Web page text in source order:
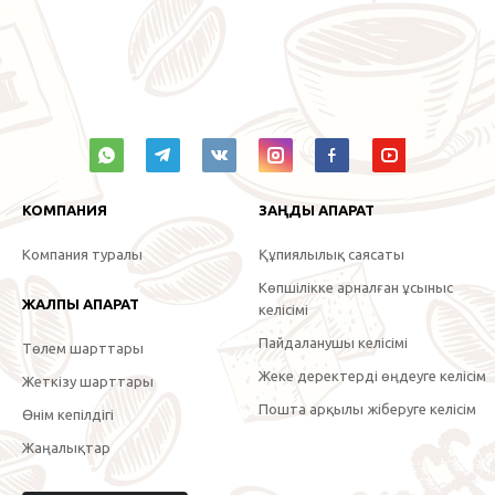
КОМПАНИЯ
Компания туралы
ЖАЛПЫ АҚПАРАТ
Төлем шарттары
Жеткізу шарттары
Өнім кепілдігі
Жаңалықтар
ЗАҢДЫ АҚПАРАТ
Құпиялылық саясаты
Көпшілікке арналған ұсыныс
келісімі
Пайдаланушы келісімі
Жеке деректерді өңдеуге келісім
Пошта арқылы жіберуге келісім